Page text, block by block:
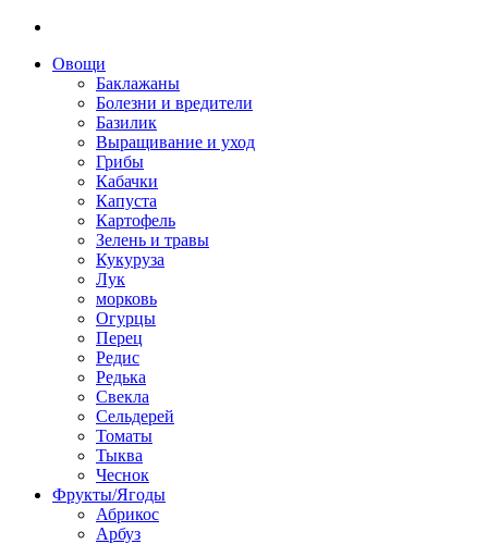
Овощи
Баклажаны
Болезни и вредители
Базилик
Выращивание и уход
Грибы
Кабачки
Капуста
Картофель
Зелень и травы
Кукуруза
Лук
морковь
Огурцы
Перец
Редис
Редька
Свекла
Сельдерей
Томаты
Тыква
Чеснок
Фрукты/Ягоды
Абрикос
Арбуз